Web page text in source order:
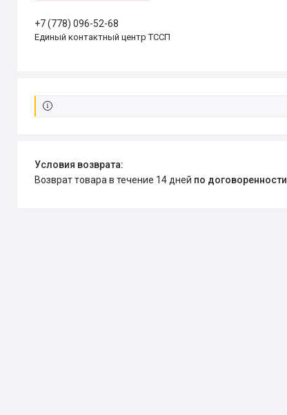
+7 (778) 096-52-68
Единый контактный центр ТССП
возврат товара в течение 14 дней по договоренности